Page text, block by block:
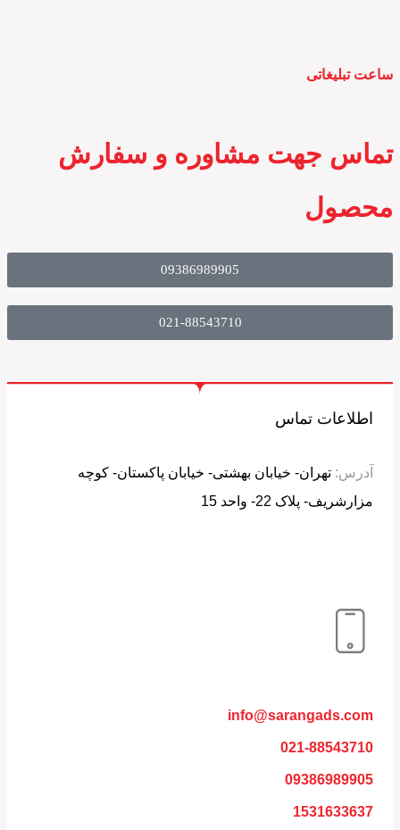
ساعت تبلیغاتی
تماس جهت مشاوره و سفارش
محصول
09386989905
021-88543710
اطلاعات تماس
آدرس: تهران- خیابان بهشتی- خیابان پاکستان- کوچه
مزارشریف- پلاک 22- واحد 15
info@sarangads.com
021-88543710
09386989905
1531633637